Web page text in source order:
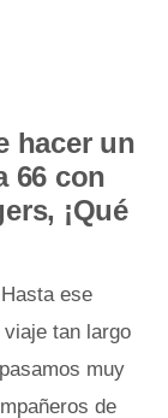
hacer un
66 con
¡Qué
ese
tan largo
muy
de